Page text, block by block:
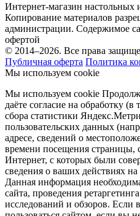
Интернет-магазин настольных
Копирование материалов
администрации. Содержимое
офертой
© 2014–2026. Все права
Публичная оферта Политика
Мы используем cookie
Мы используем cookie
даёте согласие на обработку
сбора статистики
пользовательских данных
адресе, сведений о
времени посещения страницы,
Интернет, с которых были
сведения о ваших действиях
Данная информация
сайта, проведения
исследований и обзоров. Если